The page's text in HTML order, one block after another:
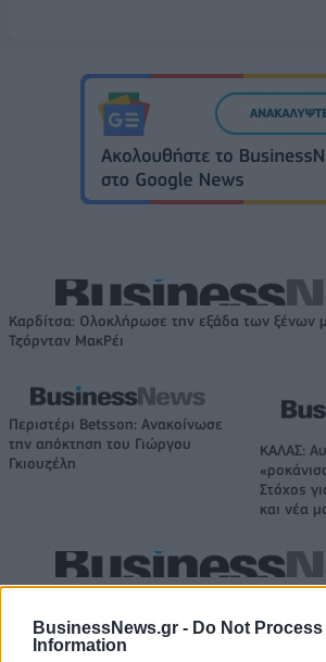
BusinessNews.gr - Do Not
Information
Καρδίτσα: Ολοκλήρωσε την εξάδα των ξένων
Τζόρνταν ΜακΡέι
Περιστέρι Betsson: Ανακοίνωσε
την απόκτηση του Γιώργου
Γκιουζέλη
ΚΑΛΑΣ:
Στόχος
και νέα
ΑΑΔΕ: Φορολογικό «σαφάρι» στις τουριστικές